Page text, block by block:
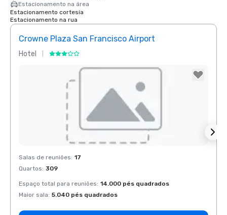
Estacionamento na área
Estacionamento cortesia
Estacionamento na rua
Crowne Plaza San Francisco Airport
Hotel
Removed from favorites
Salas de reuniões: 17
Quartos: 309
Espaço total para reuniões: 14.000 pés quadrados
Maior sala: 5.040 pés quadrados